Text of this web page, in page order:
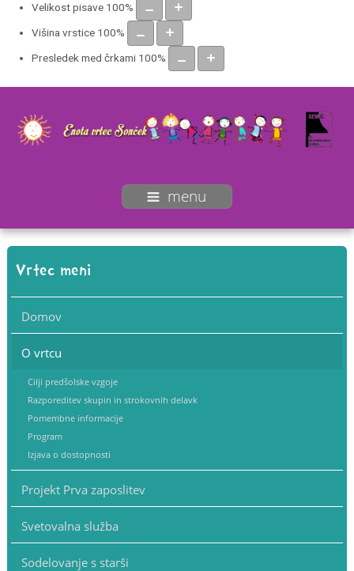
Velikost pisave 100%
Višina vrstice 100%
Presledek med črkami 100%
menu
Vrtec meni
Domov
O vrtcu
Cilji predšolske vzgoje
Razporeditev skupin in strokovnih delavk
Pomembne informacije
Program
Izjava o dostopnosti
Projekt Prva zaposlitev
Svetovalna služba
Sodelovanje s starši